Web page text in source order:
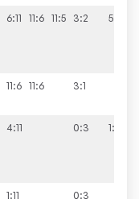
6:11 11:6 11:5 3:2 5:5
11:6 11:6 3:1
4:11 0:3 1:9
1:11 0:3